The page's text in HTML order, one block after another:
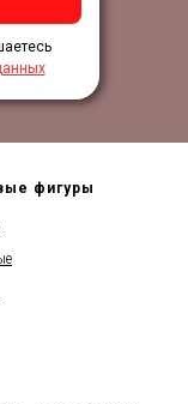
фигуры